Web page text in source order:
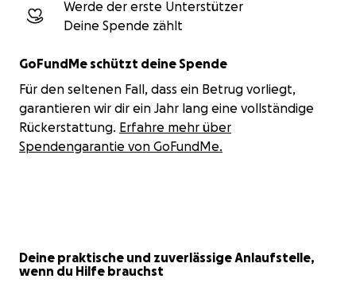
Werde der erste Unterstützer
Deine Spende zählt
GoFundMe schützt deine Spende
Für den seltenen Fall, dass ein Betrug vorliegt,
garantieren wir dir ein Jahr lang eine vollständige
Rückerstattung. Erfahre mehr über
Spendengarantie von GoFundMe.
auch mich, damit ich meine Arbeit fortsetzen kann.
Person die Therapie zu ermöglichen, erhält diese
einen Gutschein von mir. Mit diesem Gutschein
können die einzelnen Therapiestunden dann bei mir
verrechnet werden oder bereits vergangene
Investitionen bei anderen Therapeuten getilgt
Deine praktische und zuverlässige Anlaufstelle,
wenn du Hilfe brauchst